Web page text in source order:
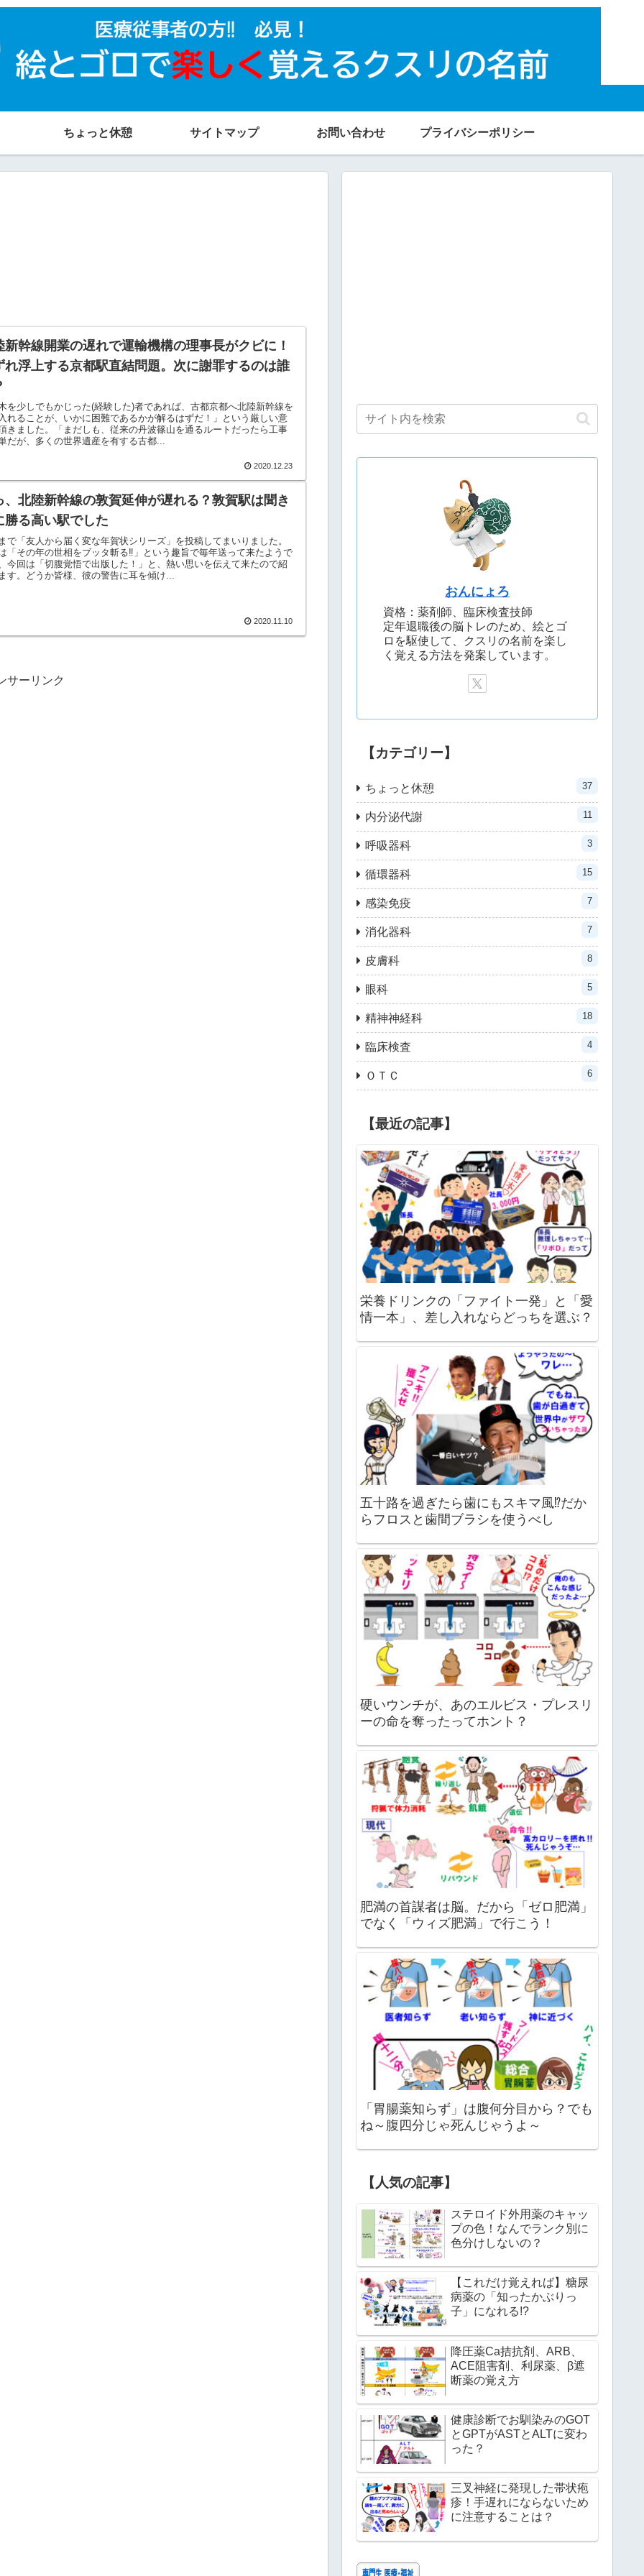
ちょっと休憩 サイトマップ お問い合わせ プライバシーポリシー
新幹線開業の遅れで運輸機構の理事長がクビに！
れ浮上する京都駅直結問題。次に謝罪するのは誰
を少しでもかじった(経験した)者であれば、古都京都へ北陸新幹線を
れることが、いかに困難であるかが解るはずだ！」という厳しい意
きました。「まだしも、従来の丹波篠山を通るルートだったら工事
だが、多くの世界遺産を有する古都...
2020.12.23
、北陸新幹線の敦賀延伸が遅れる？敦賀駅は聞き
勝る高い駅でした
で「友人から届く変な年賀状シリーズ」を投稿してまいりました。
「その年の世相をブッタ斬る‼」という趣旨で毎年送って来たようで
今回は「切腹覚悟で出版した！」と、熱い思いを伝えて来たので紹
す。どうか皆様、彼の警告に耳を傾け...
2020.11.10
サーリンク
おんにょろ
資格：薬剤師、臨床検査技師
定年退職後の脳トレのため、絵とゴ
ロを駆使して、クスリの名前を楽し
く覚える方法を発案しています。
【カテゴリー】
ちょっと休憩 37
内分泌代謝 11
呼吸器科 3
循環器科 15
感染免疫 7
消化器科 7
皮膚科 8
眼科 5
精神神経科 18
臨床検査 4
ＯＴＣ 6
【最近の記事】
栄養ドリンクの「ファイト一発」と「愛
情一本」、差し入れならどっちを選ぶ？
五十路を過ぎたら歯にもスキマ風⁉だか
らフロスと歯間ブラシを使うべし
硬いウンチが、あのエルビス・プレスリ
ーの命を奪ったってホント？
肥満の首謀者は脳。だから「ゼロ肥満」
でなく「ウィズ肥満」で行こう！
「胃腸薬知らず」は腹何分目から？でも
ね～腹四分じゃ死んじゃうよ～
【人気の記事】
ステロイド外用薬のキャッ
プの色！なんでランク別に
色分けしないの？
【これだけ覚えれば】糖尿
病薬の「知ったかぶりっ
子」になれる!?
降圧薬Ca拮抗剤、ARB、
ACE阻害剤、利尿薬、β遮
断薬の覚え方
健康診断でお馴染みのGOT
とGPTがASTとALTに変わ
った？
三叉神経に発現した帯状疱
疹！手遅れにならないため
に注意することは？